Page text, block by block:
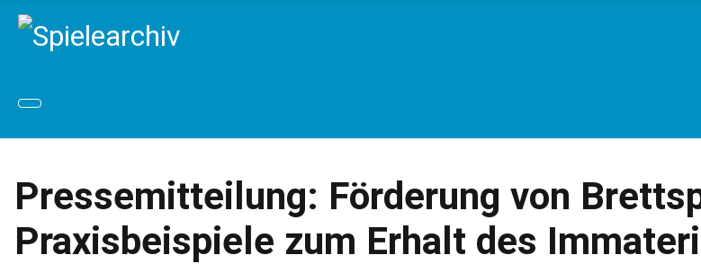
Pressemitteilung: Förderung von
Praxis­beispiele zum Erhalt des